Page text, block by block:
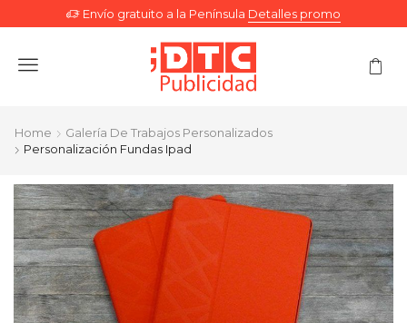
Envío gratuito a la Península Detalles promo
Menu
Home
Galería De Trabajos Personalizados
Personalización Fundas Ipad